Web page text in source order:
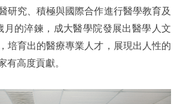
研究、積極與國際合作進行醫學教育及
月的淬鍊，成大醫學院發展出醫學人文
培育出的醫療專業人才，展現出人性的
有高度貢獻。